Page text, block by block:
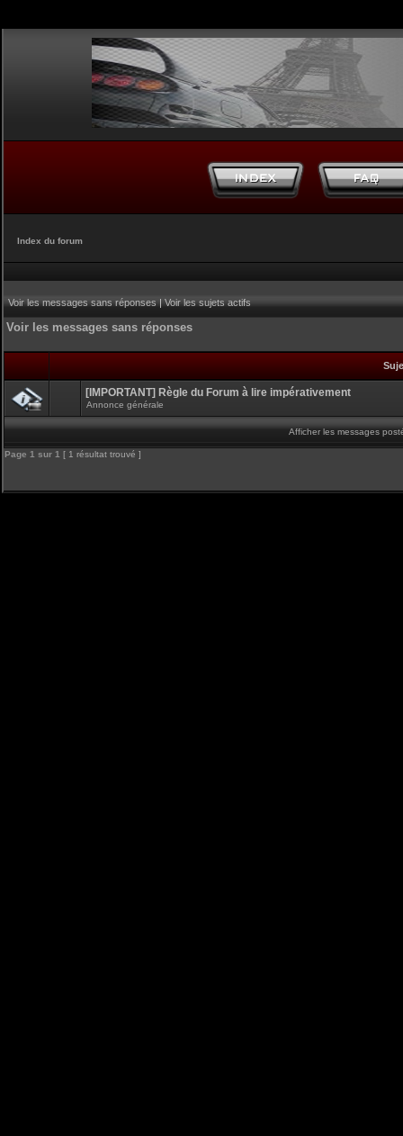
Index du forum
Voir les messages sans réponses|Voir les sujets actifs
Voir les messages sans réponses
[IMPORTANT] Règle du Forum à lire impérativement
Annonce générale
Afficher les messages
Page 1 sur 1 [ 1 résultat trouvé ]